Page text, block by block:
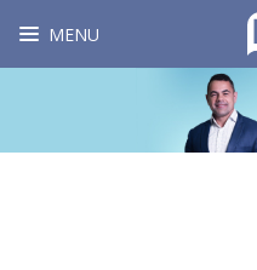
MENU